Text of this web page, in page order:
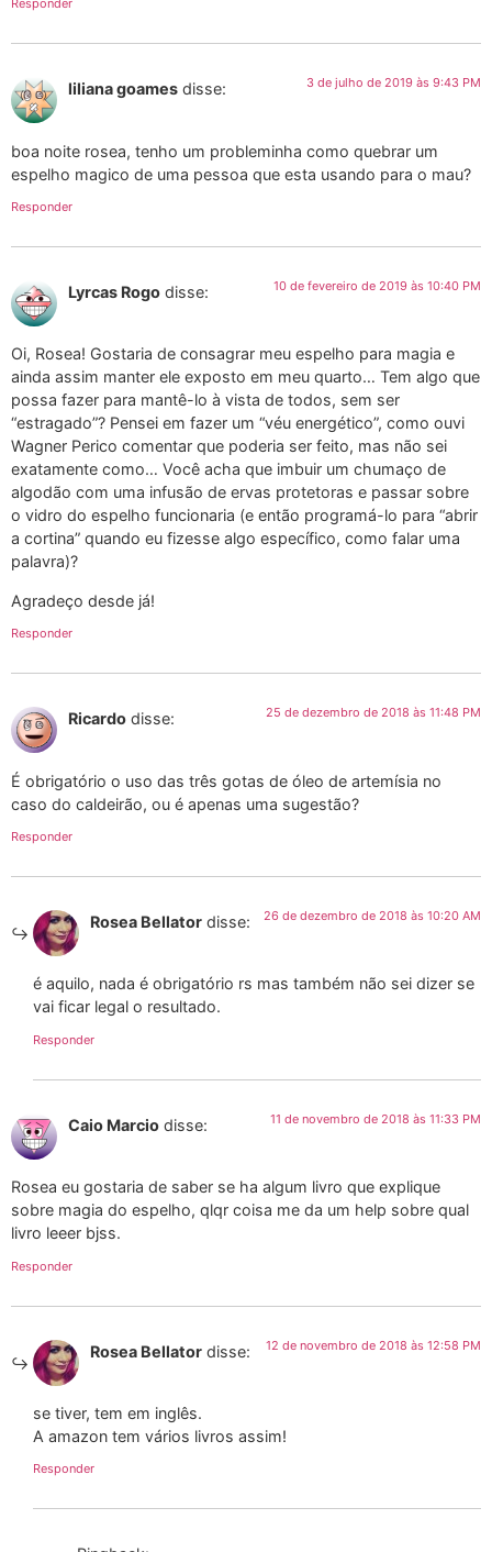
Responder
liliana goames disse: 3 de julho de 2019 às 9:43 PM
boa noite rosea, tenho um probleminha como quebrar um
espelho magico de uma pessoa que esta usando para o mau?
Responder
Lyrcas Rogo disse: 10 de fevereiro de 2019 às 10:40 PM
Oi, Rosea! Gostaria de consagrar meu espelho para magia e
ainda assim manter ele exposto em meu quarto… Tem algo que
possa fazer para mantê-lo à vista de todos, sem ser
“estragado”? Pensei em fazer um “véu energético”, como ouvi
Wagner Perico comentar que poderia ser feito, mas não sei
exatamente como… Você acha que imbuir um chumaço de
algodão com uma infusão de ervas protetoras e passar sobre
o vidro do espelho funcionaria (e então programá-lo para “abrir
a cortina” quando eu fizesse algo específico, como falar uma
palavra)?
Agradeço desde já!
Responder
Ricardo disse: 25 de dezembro de 2018 às 11:48 PM
É obrigatório o uso das três gotas de óleo de artemísia no
caso do caldeirão, ou é apenas uma sugestão?
Responder
Rosea Bellator disse: 26 de dezembro de 2018 às 10:20 AM
é aquilo, nada é obrigatório rs mas também não sei dizer se
vai ficar legal o resultado.
Responder
Caio Marcio disse: 11 de novembro de 2018 às 11:33 PM
Rosea eu gostaria de saber se ha algum livro que explique
sobre magia do espelho, qlqr coisa me da um help sobre qual
livro leeer bjss.
Responder
Rosea Bellator disse: 12 de novembro de 2018 às 12:58 PM
se tiver, tem em inglês.
A amazon tem vários livros assim!
Responder